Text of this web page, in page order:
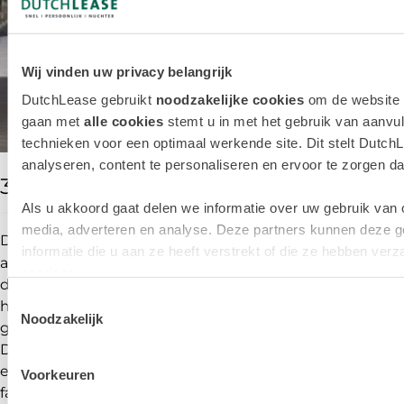
Wij vinden uw privacy belangrijk
DutchLease gebruikt noodzakelijke cookies om de
gaan met alle cookies stemt u in met het gebruik van
technieken voor een optimaal werkende site. Dit stelt
analyseren, content te personaliseren en ervoor te zorgen
Als u akkoord gaat delen we informatie over uw gebruik
media, adverteren en analyse. Deze partners kunnen deze
informatie die u aan ze heeft verstrekt of die ze hebben
Toestemmingsselectie
Noodzakelijk
Voorkeuren
3. Ford Kuga
DeFord Kugawordt in Nederland uitsluitend geleverd
als plug-in hybrid. Een fijne aandrijflijn en daarom vindt
deze auto zeker een plek in de top 3 beste plug-in
hybride SUV van 2024. De Kuga heeft net een facelift
gehad en ziet er nu aanzienlijk moderner en vlotter uit.
De 4,6 meter lange SUV is opmerkelijk zuinig en heeft
een elektrische actieradius van 66 kilometer (WLTP
fabrieksopgave). Het zitcomfort is dik in orde en dat